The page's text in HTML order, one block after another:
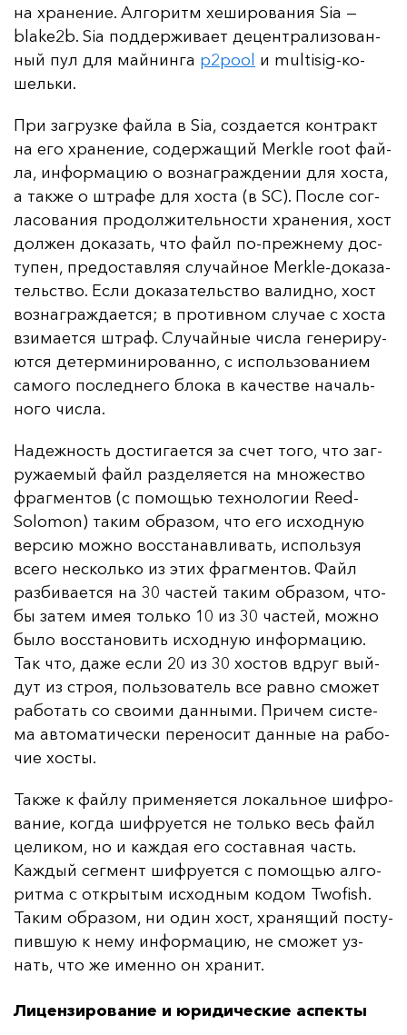
на хра­не­ние. Ал­го­ритм хе­ши­ро­ва­ния Sia —
blake2b. Sia под­дер­жи­ва­ет де­цен­тра­ли­зо­ван­
ный пул для май­нин­га p2pool и multisig-ко­
шель­ки.
При заг­руз­ке фай­ла в Sia, соз­да­ет­ся кон­тракт
на его хра­не­ние, со­дер­жа­щий Merkle root фай­
ла, ин­фор­ма­цию о воз­наг­раж­де­нии для хос­та,
а так­же о штра­фе для хос­та (в SC). Пос­ле сог­
ла­со­ва­ния про­дол­жи­тель­нос­ти хра­не­ния, хост
дол­жен до­ка­зать, что файл по-преж­не­му дос­
ту­пен, пре­дос­тав­ляя слу­чай­ное Merkle-до­ка­за­
тель­ство. Ес­ли до­ка­за­тель­ство ва­лид­но, хост
воз­наг­раж­да­ет­ся; в про­тив­ном слу­чае с хос­та
взи­ма­ет­ся штраф. Слу­чай­ные чис­ла ге­не­ри­ру­
ют­ся де­тер­ми­ни­ро­ван­но, с ис­поль­зо­ва­ни­ем
са­мо­го пос­лед­не­го бло­ка в ка­чес­тве на­чаль­
но­го чис­ла.
На­деж­ность дос­ти­га­ет­ся за счет то­го, что заг­
ру­жа­емый файл раз­де­ля­ет­ся на мно­жес­тво
фраг­мен­тов (с по­мощью тех­но­ло­гии Reed-
Solomon) та­ким об­ра­зом, что его ис­ход­ную
вер­сию мож­но вос­ста­нав­ли­вать, ис­поль­зуя
все­го нес­коль­ко из этих фраг­мен­тов. Файл
раз­би­ва­ет­ся на 30 час­тей та­ким об­ра­зом, что­
бы за­тем имея толь­ко 10 из 30 час­тей, мож­но
бы­ло вос­ста­но­вить ис­ход­ную ин­фор­ма­цию.
Так что, да­же ес­ли 20 из 30 хос­тов вдруг вый­
дут из строя, поль­зо­ва­тель все рав­но смо­жет
ра­бо­тать со сво­ими дан­ны­ми. При­чем сис­те­
ма ав­то­ма­ти­чес­ки пе­ре­но­сит дан­ные на ра­бо­
чие хос­ты.
Так­же к фай­лу при­ме­ня­ет­ся ло­каль­ное шиф­ро­
ва­ние, ког­да шиф­ру­ет­ся не толь­ко весь файл
це­ли­ком, но и каж­дая его сос­тав­ная часть.
Каж­дый сег­мент шиф­ру­ет­ся с по­мощью ал­го­
рит­ма с от­кры­тым ис­ход­ным ко­дом Twofish.
Та­ким об­ра­зом, ни один хост, хра­ня­щий пос­ту­
пив­шую к не­му ин­фор­ма­цию, не смо­жет уз­
нать, что же имен­но он хра­нит.
Лицензирование и юридические аспекты